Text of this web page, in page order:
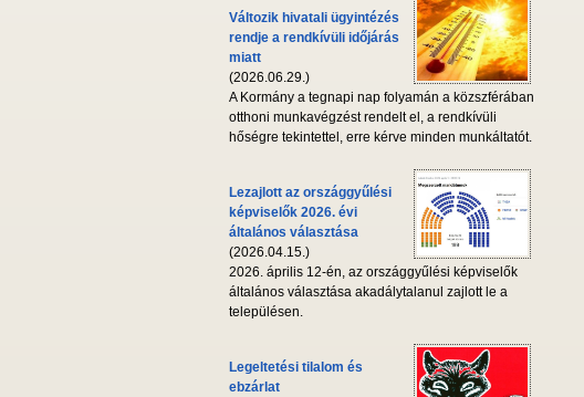
Változik hivatali ügyintézés
rendje a rendkívüli időjárás
miatt
(2026.06.29.)
A Kormány a tegnapi nap folyamán a közszférában
otthoni munkavégzést rendelt el, a rendkívüli
hőségre tekintettel, erre kérve minden munkáltatót.
Lezajlott az országgyűlési
képviselők 2026. évi
általános választása
(2026.04.15.)
2026. április 12-én, az országgyűlési képviselők
általános választása akadálytalanul zajlott le a
településen.
Legeltetési tilalom és
ebzárlat